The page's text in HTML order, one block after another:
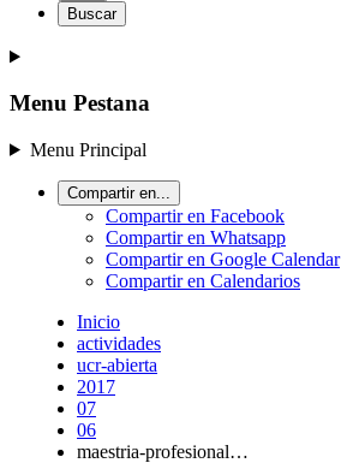
Buscar
Menu Pestana
Menu Principal
Compartir en...
Compartir en Facebook
Compartir en Whatsapp
Compartir en Google Calendar
Compartir en Calendarios
Inicio
actividades
ucr-abierta
2017
07
06
maestria-profesional…